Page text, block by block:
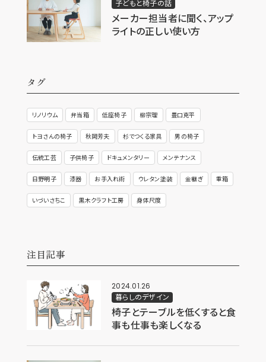
子どもと椅子の話
メーカー担当者に聞く、アップ
ライトの正しい使い方
タグ
リノリウム 弁当箱 低座椅子 柳宗理 豊口克平
トヨさんの椅子 秋岡芳夫 杉でつくる家具 男の椅子
伝統工芸 子供椅子 ドキュメンタリー メンテナンス
日野明子 漆器 お手入れ術 ウレタン塗装 金継ぎ 重箱
いづいさちこ 黒木クラフト工房 身体尺度
注目記事
2024.01.26
暮らしのデザイン
椅子とテーブルを低くすると食
事も仕事も楽しくなる